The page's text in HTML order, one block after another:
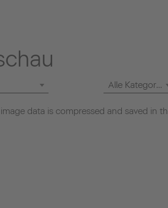
Alle Kategorien
data is compressed and saved in